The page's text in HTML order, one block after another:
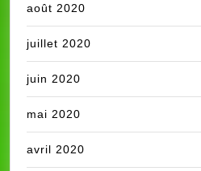
août 2020
juillet 2020
juin 2020
mai 2020
avril 2020